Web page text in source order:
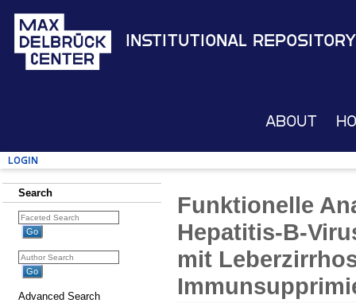
Institutional Repository
About
Login
Search
Advanced Search
Funktionelle
Hepatitis-B-
mit